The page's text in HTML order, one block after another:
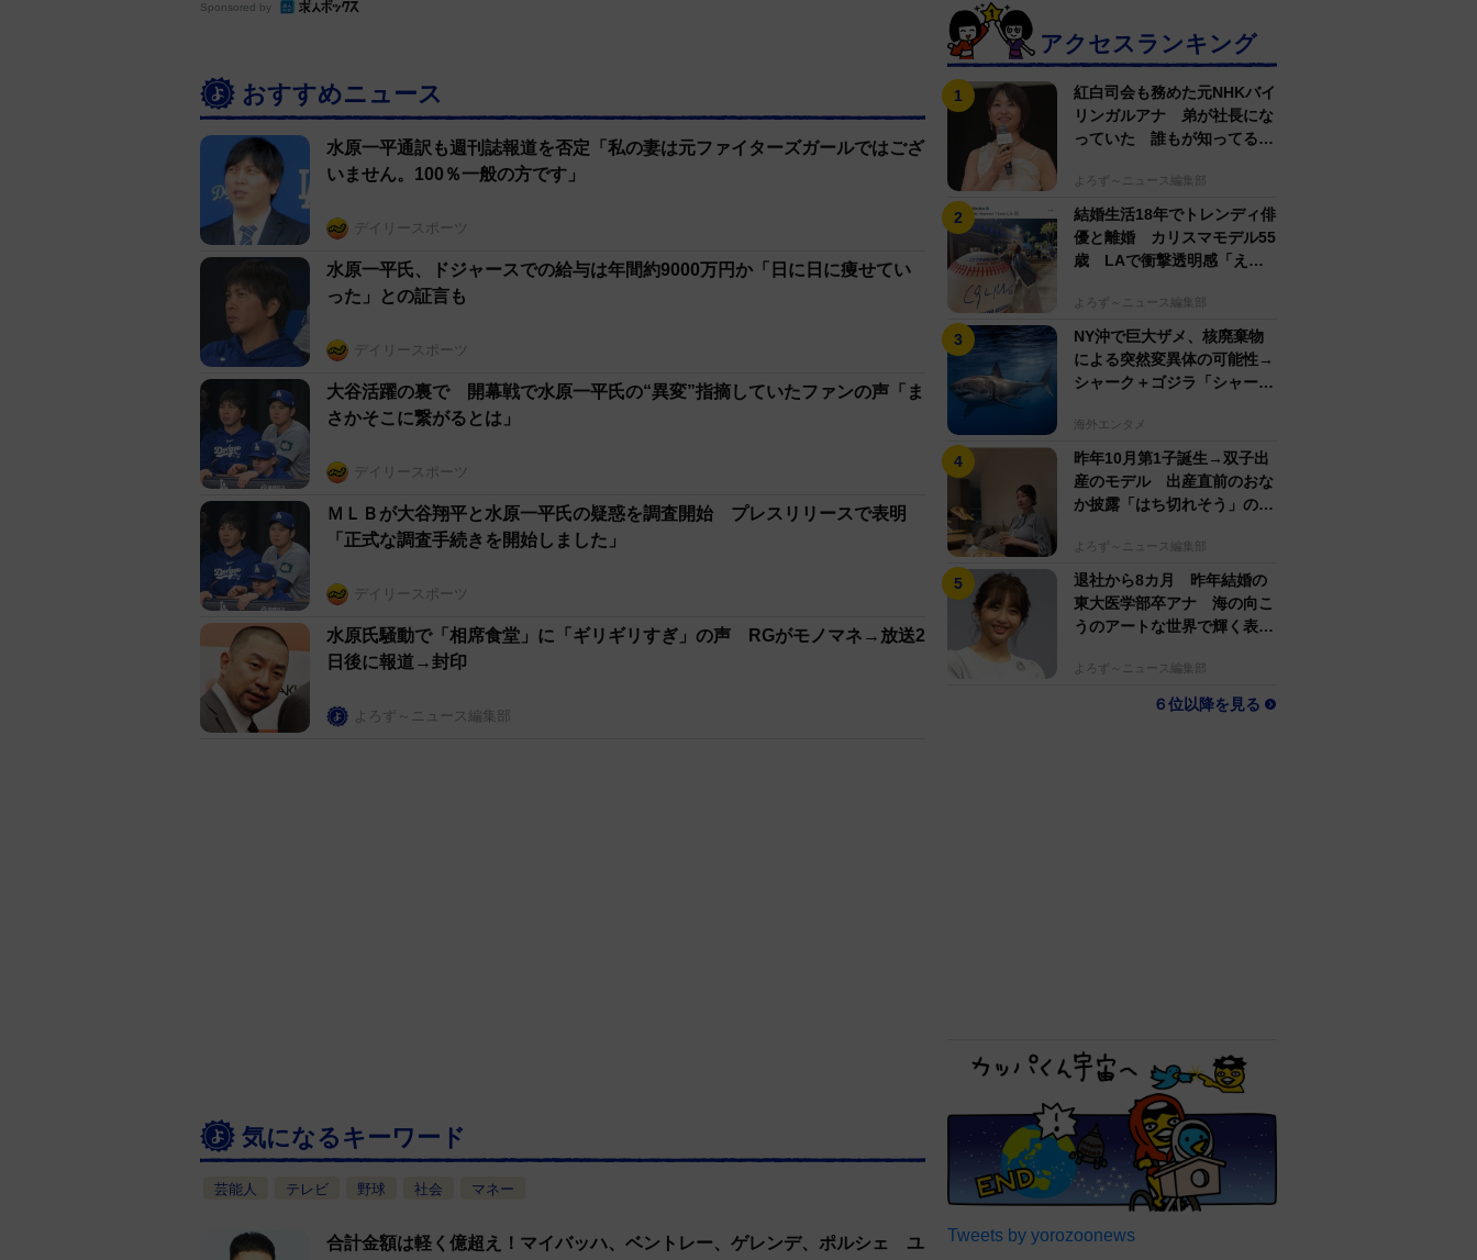
Sponsored by
おすすめニュース
水原一平通訳も週刊誌報道を否定「私の妻は元ファイターズガールではござ
いません。100％一般の方です」
デイリースポーツ
水原一平氏、ドジャースでの給与は年間約9000万円か「日に日に痩せてい
った」との証言も
デイリースポーツ
大谷活躍の裏で 開幕戦で水原一平氏の“異変”指摘していたファンの声「ま
さかそこに繋がるとは」
デイリースポーツ
ＭＬＢが大谷翔平と水原一平氏の疑惑を調査開始 プレスリリースで表明
「正式な調査手続きを開始しました」
デイリースポーツ
水原氏騒動で「相席食堂」に「ギリギリすぎ」の声 RGがモノマネ→放送2
日後に報道→封印
よろず～ニュース編集部
気になるキーワード
芸能人 テレビ 野球 社会 マネー
合計金額は軽く億超え！マイバッハ、ベントレー、ゲレンデ、ポルシェ ユ
アクセスランキング
紅白司会も務めた元NHKバイ
リンガルアナ 弟が社長にな
っていた 誰もが知ってる有
よろず～ニュース編集部
結婚生活18年でトレンディ俳
優と離婚 カリスマモデル55
歳 LAで衝撃透明感「えっ
よろず～ニュース編集部
NY沖で巨大ザメ、核廃棄物
による突然変異体の可能性→
シャーク＋ゴジラ「シャーク
海外エンタメ
昨年10月第1子誕生→双子出
産のモデル 出産直前のおな
か披露「はち切れそう」の
よろず～ニュース編集部
退社から8カ月 昨年結婚の
東大医学部卒アナ 海の向こ
うのアートな世界で輝く表情
よろず～ニュース編集部
６位以降を見る
Tweets by yorozoonews